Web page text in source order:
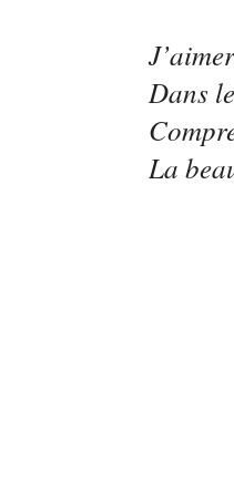
Dans
La